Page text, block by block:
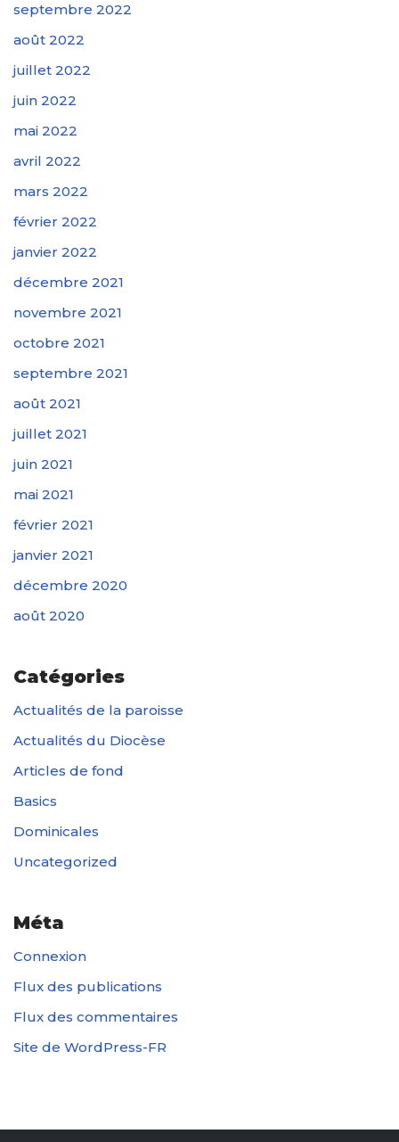
septembre 2022
août 2022
juillet 2022
juin 2022
mai 2022
avril 2022
mars 2022
février 2022
janvier 2022
décembre 2021
novembre 2021
octobre 2021
septembre 2021
août 2021
juillet 2021
juin 2021
mai 2021
février 2021
janvier 2021
décembre 2020
août 2020
Catégories
Actualités de la paroisse
Actualités du Diocèse
Articles de fond
Basics
Dominicales
Uncategorized
Méta
Connexion
Flux des publications
Flux des commentaires
Site de WordPress-FR